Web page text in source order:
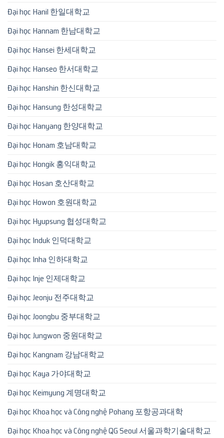
Đại học Hanil 한일대학교
Đại học Hannam 한남대학교
Đại học Hansei 한세대학교
Đại học Hanseo 한서대학교
Đại học Hanshin 한신대학교
Đại học Hansung 한성대학교
Đại học Hanyang 한양대학교
Đại học Honam 호남대학교
Đại học Hongik 홍익대학교
Đại học Hosan 호산대학교
Đại học Howon 호원대학교
Đại học Hyupsung 협성대학교
Đại học Induk 인덕대학교
Đại học Inha 인하대학교
Đại học Inje 인제대학교
Đại học Jeonju 전주대학교
Đại học Joongbu 중부대학교
Đại học Jungwon 중원대학교
Đại học Kangnam 강남대학교
Đại học Kaya 가야대학교
Đại học Keimyung 계명대학교
Đại học Khoa học và Công nghệ Pohang 포항공과대학
Đại học Khoa học và Công nghệ QG Seoul 서울과학기술대학교